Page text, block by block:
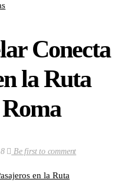
Conecta
la Ruta
Be first to comment